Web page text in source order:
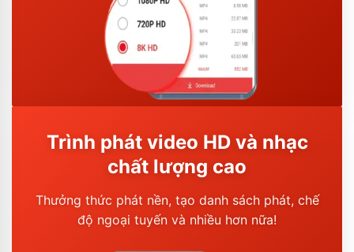
Trình phát video HD và nhạc
chất lượng cao
Thưởng thức phát nền, tạo danh sách phát, chế
độ ngoại tuyến và nhiều hơn nữa!